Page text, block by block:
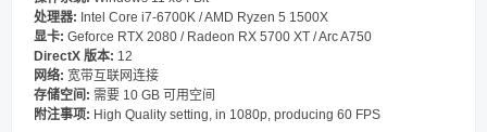
处理器: Intel Core i7-6700K / AMD Ryzen 5 1500X
显卡: Geforce RTX 2080 / Radeon RX 5700 XT / Arc A750
DirectX 版本: 12
网络: 宽带互联网连接
存储空间: 需要 10 GB 可用空间
附注事项: High Quality setting, in 1080p, producing 60 FPS